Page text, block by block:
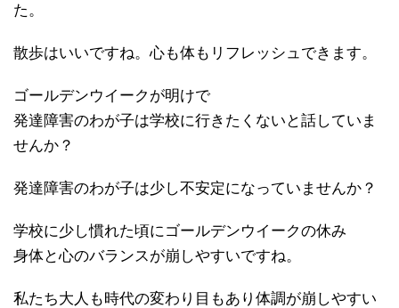
た。
散歩はいいですね。心も体もリフレッシュできます。
ゴールデンウイークが明けで
発達障害のわが子は学校に行きたくないと話していま
せんか？
発達障害のわが子は少し不安定になっていませんか？
学校に少し慣れた頃にゴールデンウイークの休み
身体と心のバランスが崩しやすいですね。
私たち大人も時代の変わり目もあり体調が崩しやすい